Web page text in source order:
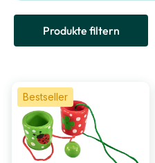
z.B. Geduldsspiele
Produkte filtern
Bestseller